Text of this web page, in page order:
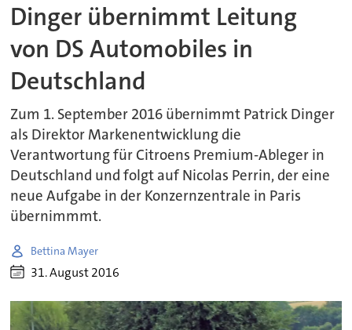
Dinger übernimmt Leitung
von DS Automobiles in
Deutschland
Zum 1. September 2016 übernimmt Patrick Dinger
als Direktor Markenentwicklung die
Verantwortung für Citroens Premium-Ableger in
Deutschland und folgt auf Nicolas Perrin, der eine
neue Aufgabe in der Konzernzentrale in Paris
übernimmmt.
Bettina Mayer
31. August 2016